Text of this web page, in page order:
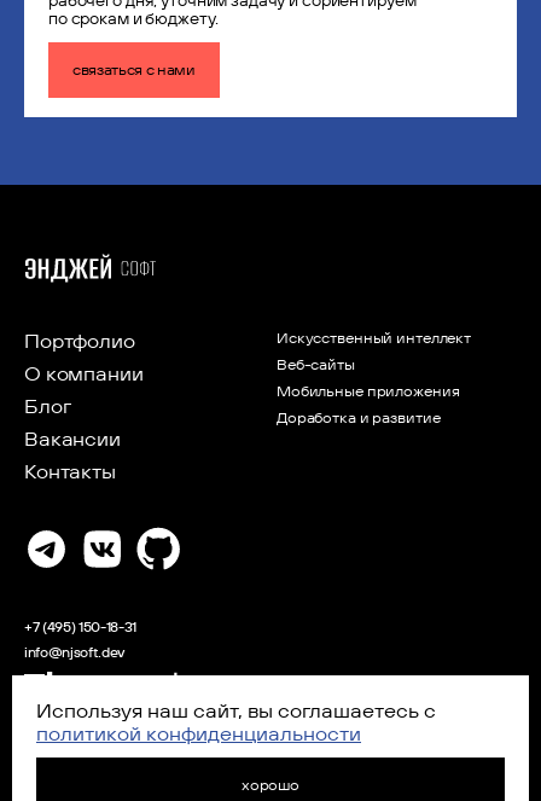
по срокам и бюджету.
связаться с нами
Портфолио
О компании
Блог
Вакансии
Контакты
Искусственный интеллект
Веб-сайты
Мобильные приложения
Доработка и развитие
+7 (495) 150-18-31
info@njsoft.dev
Аккредитованная IT-компания
2026 ООО «ЭНДЖЕЙ СОФТ»
Используя наш сайт, вы соглашаетесь с
политикой конфиденциальности
хорошо